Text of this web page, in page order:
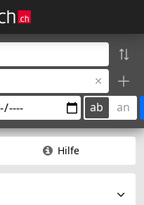
ab an
Hilfe